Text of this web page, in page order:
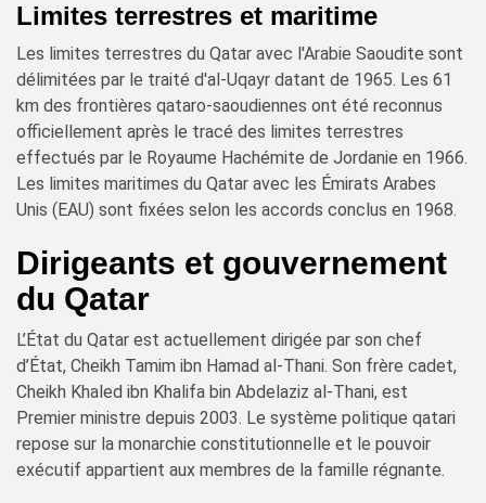
Limites terrestres et maritime
Les limites terrestres du Qatar avec l'Arabie Saoudite sont
délimitées par le traité d'al-Uqayr datant de 1965. Les 61
km des frontières qataro-saoudiennes ont été reconnus
officiellement après le tracé des limites terrestres
effectués par le Royaume Hachémite de Jordanie en 1966.
Les limites maritimes du Qatar avec les Émirats Arabes
Unis (EAU) sont fixées selon les accords conclus en 1968.
Dirigeants et gouvernement
du Qatar
L’État du Qatar est actuellement dirigée par son chef
d’État, Cheikh Tamim ibn Hamad al-Thani. Son frère cadet,
Cheikh Khaled ibn Khalifa bin Abdelaziz al-Thani, est
Premier ministre depuis 2003. Le système politique qatari
repose sur la monarchie constitutionnelle et le pouvoir
exécutif appartient aux membres de la famille régnante.